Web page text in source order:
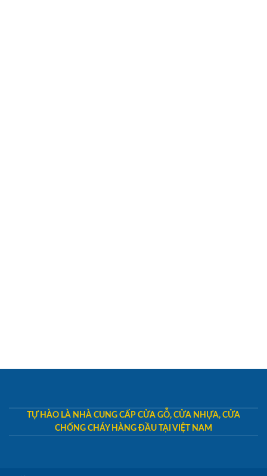
TỰ HÀO LÀ NHÀ CUNG CẤP CỬA GỖ, CỬA NHỰA, CỬA
CHỐNG CHÁY HÀNG ĐẦU TẠI VIỆT NAM